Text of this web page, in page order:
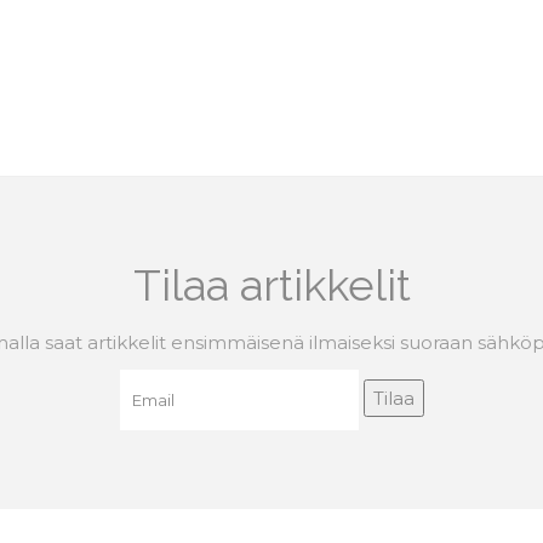
Tilaa artikkelit
saat artikkelit ensimmäisenä ilmaiseksi suoraan